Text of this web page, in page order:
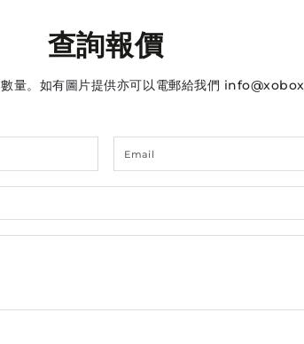
查詢報價
數量。如有圖片提供亦可以電郵給我們
Name